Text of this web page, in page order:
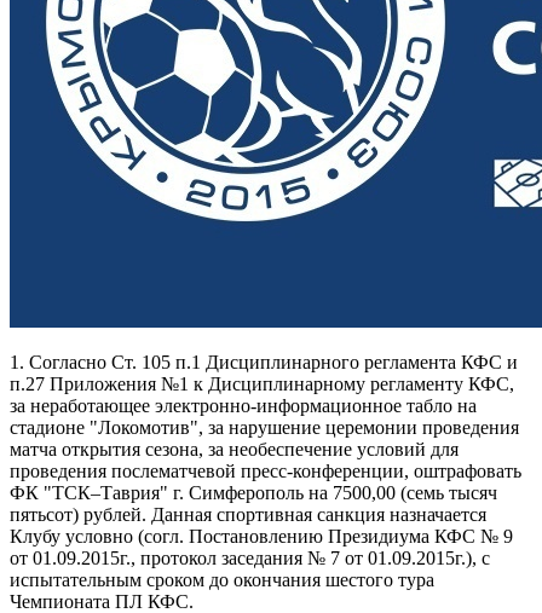
1. Согласно Ст. 105 п.1 Дисциплинарного регламента КФС и
п.27 Приложения №1 к Дисциплинарному регламенту КФС,
за неработающее электронно-информационное табло на
стадионе "Локомотив", за нарушение церемонии проведения
матча открытия сезона, за необеспечение условий для
проведения послематчевой пресс-конференции, оштрафовать
ФК "ТСК–Таврия" г. Симферополь на 7500,00 (семь тысяч
пятьсот) рублей. Данная спортивная санкция назначается
Клубу условно (согл. Постановлению Президиума КФС № 9
от 01.09.2015г., протокол заседания № 7 от 01.09.2015г.), с
испытательным сроком до окончания шестого тура
Чемпионата ПЛ КФС.